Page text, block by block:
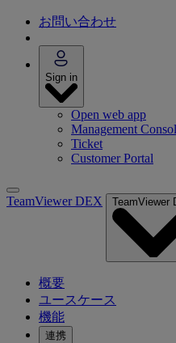
お問い合わせ
Sign in
Open web app
Management
Ticket
Customer Portal
TeamViewer DEX TeamViewer
概要
ユースケース
機能
連携